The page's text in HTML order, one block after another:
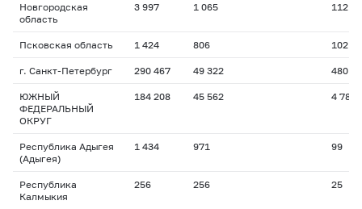
Новгородская
область
3 997 1 065 112
Псковская область 1 424 806 102
г. Санкт-Петербург 290 467 49 322 480
ЮЖНЫЙ
ФЕДЕРАЛЬНЫЙ
ОКРУГ
184 208 45 562 4 780
Республика Адыгея
(Адыгея)
1 434 971 99
Республика
Калмыкия
256 256 25